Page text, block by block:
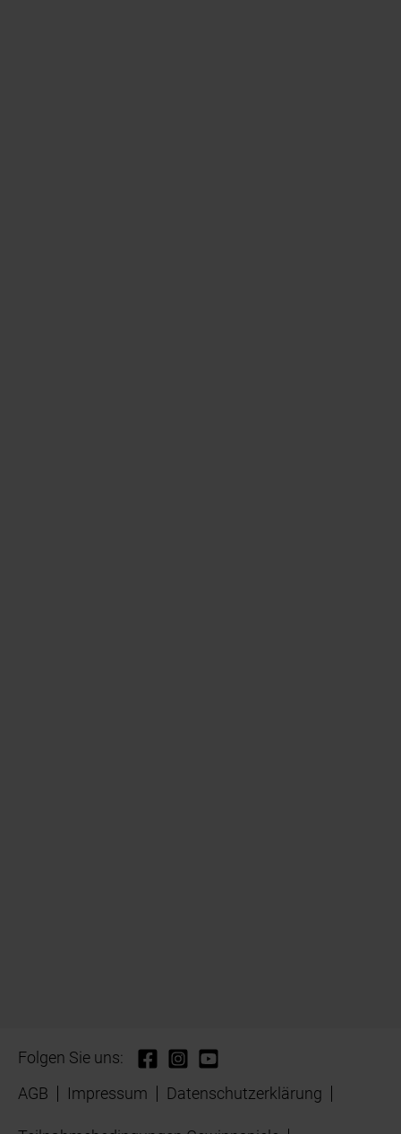
Folgen Sie uns:
AGB
Impressum Datenschutzerklärung